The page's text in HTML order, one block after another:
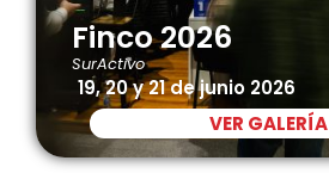
Finco 2026
SurActivo
19, 20 y 21 de junio 2026
VER GALERÍA